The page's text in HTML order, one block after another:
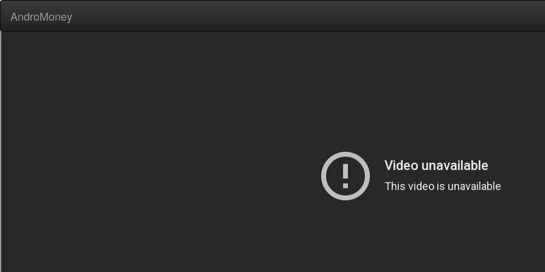
AndroMoney